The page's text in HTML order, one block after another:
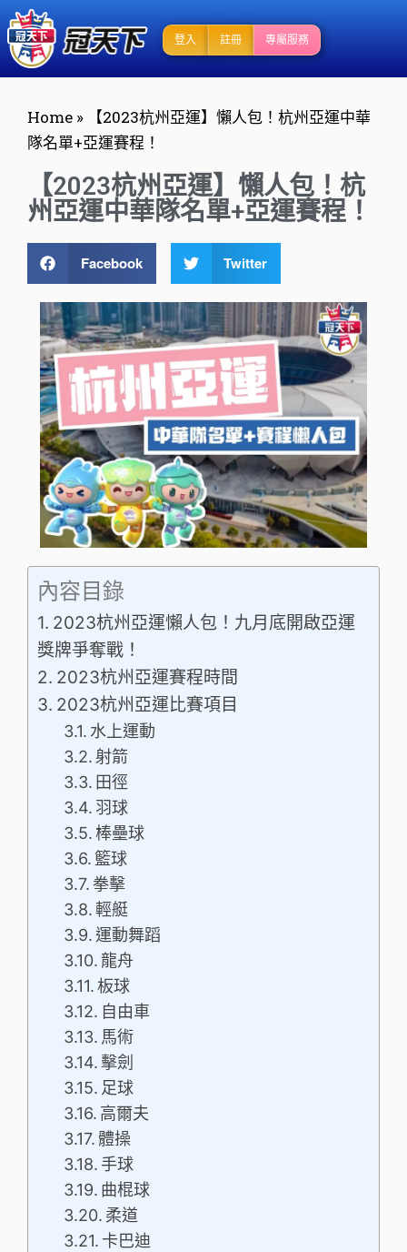
登入 註冊 專屬服務
Home »
【2023杭州亞運】懶人包！杭州亞運中華
隊名單+亞運賽程！
【2023杭州亞運】懶人包！杭
州亞運中華隊名單+亞運賽程！
Facebook Twitter
內容目錄
2023杭州亞運懶人包！九月底開啟亞運
獎牌爭奪戰！
2023杭州亞運賽程時間
2023杭州亞運比賽項目
水上運動
射箭
田徑
羽球
棒壘球
籃球
拳擊
輕艇
運動舞蹈
龍舟
板球
自由車
馬術
擊劍
足球
高爾夫
體操
手球
曲棍球
柔道
卡巴迪